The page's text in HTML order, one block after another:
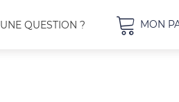
UNE QUESTION ? MON